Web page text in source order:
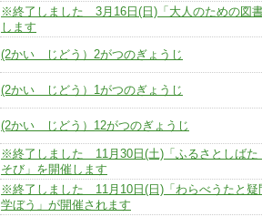
※終了しました 3月16日(日)「大人のための図
します
(2かい じどう）2がつのぎょうじ
(2かい じどう）1がつのぎょうじ
(2かい じどう）12がつのぎょうじ
※終了しました 11月30日(土)「ふるさとしばた
そび」を開催します
※終了しました 11月10日(日)「わらべうたと疑
学ぼう」が開催されます